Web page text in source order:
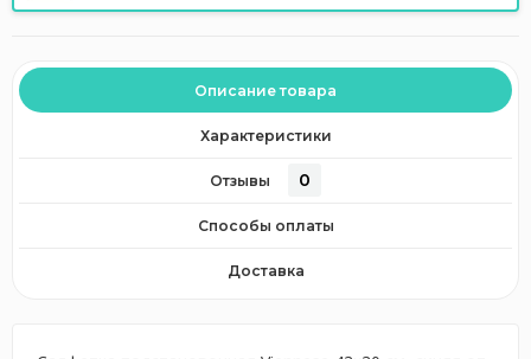
Описание товара
Характеристики
Отзывы 0
Способы оплаты
Доставка